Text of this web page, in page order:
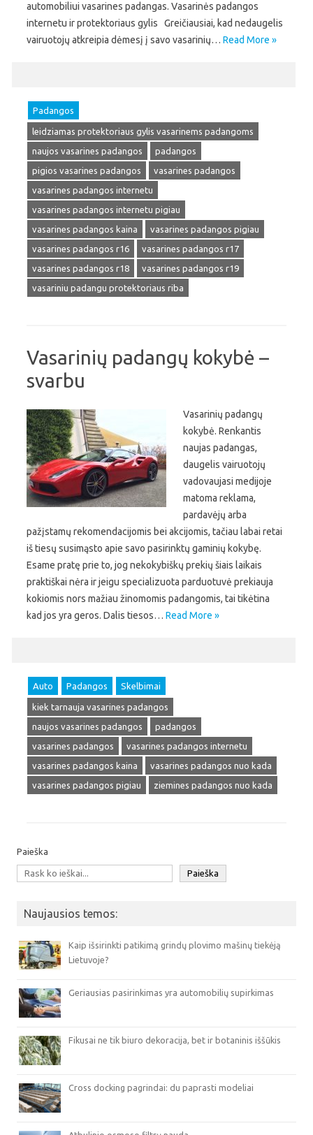
automobiliui vasarines padangas. Vasarinės padangos
internetu ir protektoriaus gylis Greičiausiai, kad nedaugelis
vairuotojų atkreipia dėmesį į savo vasarinių… Read More »
Padangos
leidziamas protektoriaus gylis vasarinems padangoms
naujos vasarines padangos
padangos
pigios vasarines padangos
vasarines padangos
vasarines padangos internetu
vasarines padangos internetu pigiau
vasarines padangos kaina
vasarines padangos pigiau
vasarines padangos r16
vasarines padangos r17
vasarines padangos r18
vasarines padangos r19
vasariniu padangu protektoriaus riba
Vasarinių padangų kokybė –
svarbu
Vasarinių padangų
kokybė. Renkantis
naujas padangas,
daugelis vairuotojų
vadovaujasi medijoje
matoma reklama,
pardavėjų arba
pažįstamų rekomendacijomis bei akcijomis, tačiau labai retai
iš tiesų susimąsto apie savo pasirinktų gaminių kokybę.
Esame pratę prie to, jog nekokybiškų prekių šiais laikais
praktiškai nėra ir jeigu specializuota parduotuvė prekiauja
kokiomis nors mažiau žinomomis padangomis, tai tikėtina
kad jos yra geros. Dalis tiesos… Read More »
Auto Padangos Skelbimai
kiek tarnauja vasarines padangos
naujos vasarines padangos
padangos
vasarines padangos
vasarines padangos internetu
vasarines padangos kaina
vasarines padangos nuo kada
vasarines padangos pigiau
ziemines padangos nuo kada
Paieška
Paieška
Naujausios temos:
Kaip išsirinkti patikimą grindų plovimo mašinų tiekėją
Lietuvoje?
Geriausias pasirinkimas yra automobilių supirkimas
Fikusai ne tik biuro dekoracija, bet ir botaninis iššūkis
Cross docking pagrindai: du paprasti modeliai